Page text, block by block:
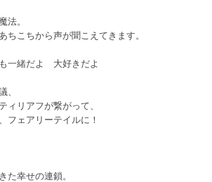
法。
ちこちから声が聞こえてきます。
一緒だよ 大好きだよ
、
ィリアフが繋がって、
フェアリーテイルに！
た幸せの連鎖。